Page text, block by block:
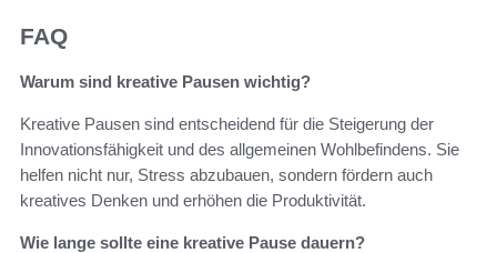
FAQ
Warum sind kreative Pausen wichtig?
Kreative Pausen sind entscheidend für die Steigerung der
Innovationsfähigkeit und des allgemeinen Wohlbefindens. Sie
helfen nicht nur, Stress abzubauen, sondern fördern auch
kreatives Denken und erhöhen die Produktivität.
Wie lange sollte eine kreative Pause dauern?